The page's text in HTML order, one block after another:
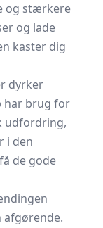
og stærkere
og lade
kaster dig
dyrker
har brug for
udfordring,
i den
de gode
afgørende.